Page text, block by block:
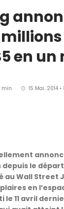
en un
min. 15 Mai. 2014 •
depuis le
au Wall Street
en
le 11 avril